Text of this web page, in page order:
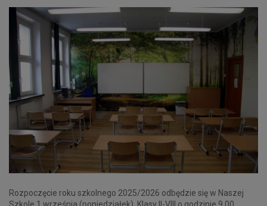
Rozpoczęcie roku szkolnego 2025/2026 odbędzie się w Naszej
Szkole 1 września (poniedziałek). Klasy II-VIII o godzinie 9.00